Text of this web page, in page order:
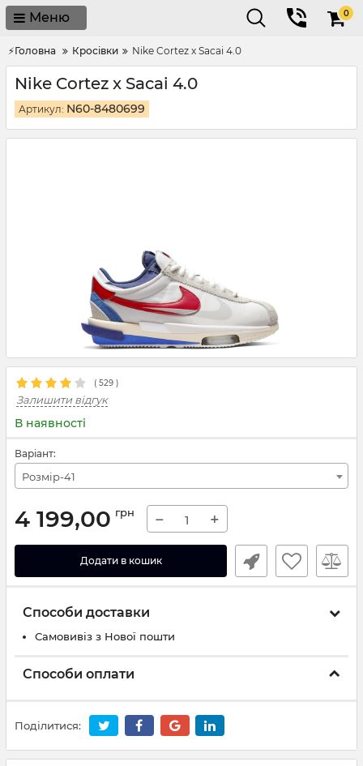
Меню 0
⚡Головна Кросівки Nike Cortez x Sacai 4.0
Nike Cortez x Sacai 4.0
Артикул: N60-8480699
( 529 )
Залишити відгук
В наявності
Варіант:
Розмір-41
4 199,00 грн − +
Додати в кошик
Способи доставки
Самовивіз з Нової пошти
Способи оплати
Поділитися: